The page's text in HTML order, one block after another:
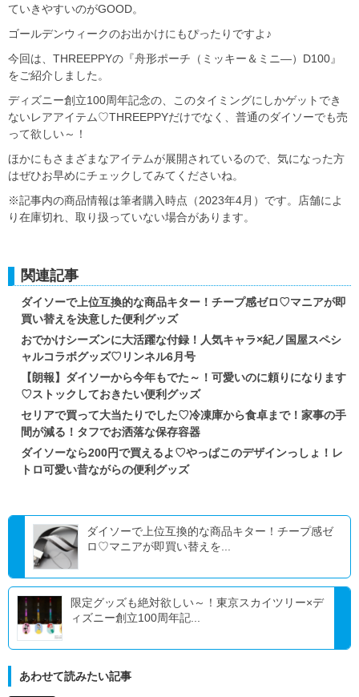
ていきやすいのがGOOD。
ゴールデンウィークのお出かけにもぴったりですよ♪
今回は、THREEPPYの『舟形ポーチ（ミッキー＆ミニ―）D100』
をご紹介しました。
ディズニー創立100周年記念の、このタイミングにしかゲットでき
ないレアアイテム♡THREEPPYだけでなく、普通のダイソーでも売
って欲しい～！
ほかにもさまざまなアイテムが展開されているので、気になった方
はぜひお早めにチェックしてみてくださいね。
※記事内の商品情報は筆者購入時点（2023年4月）です。店舗によ
り在庫切れ、取り扱っていない場合があります。
関連記事
ダイソーで上位互換的な商品キター！チープ感ゼロ♡マニアが即
買い替えを決意した便利グッズ
おでかけシーズンに大活躍な付録！人気キャラ×紀ノ国屋スペシ
ャルコラボグッズ♡リンネル6月号
【朗報】ダイソーから今年もでた～！可愛いのに頼りになります
♡ストックしておきたい便利グッズ
セリアで買って大当たりでした♡冷凍庫から食卓まで！家事の手
間が減る！タフでお洒落な保存容器
ダイソーなら200円で買えるよ♡やっぱこのデザインっしょ！レ
トロ可愛い昔ながらの便利グッズ
ダイソーで上位互換的な商品キター！チープ感ゼ
ロ♡マニアが即買い替えを...
限定グッズも絶対欲しい～！東京スカイツリー×デ
ィズニー創立100周年記...
あわせて読みたい記事